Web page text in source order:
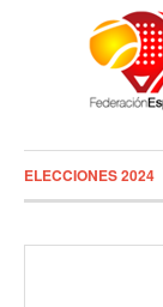
ELECCIONES 2024